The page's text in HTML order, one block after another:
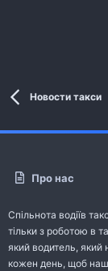
Новости такси
Про нас
Спільнота водіїв
тільки з роботою в
який водитель,
кожен день, щоб